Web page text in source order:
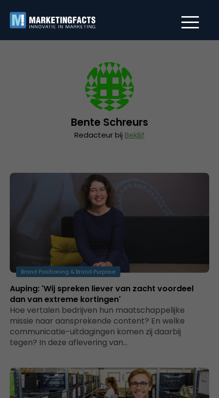
Bente Schreurs
Redacteur bij Beklijf
Brand Positioning & Brand Purpose
Auping: 'Wij spreken liever van zacht voordeel
dan van extreme kortingen'
Hoe vertalen bedrijven hun maatschappelijke
missie naar aansprekende content? En welke
communicatie-uitdagingen komen zij daarbij
tegen? In deze aflevering van…